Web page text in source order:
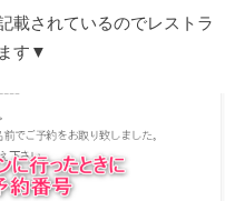
載されているのでレストラ
す▼